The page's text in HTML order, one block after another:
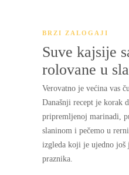
BRZI ZALOGAJI
Suve kajsije
rolovane u
Verovatno je većina vas
Današnji recept je korak
pripremljenoj marinadi,
slaninom i pečemo u
izgleda koji je ujedno još
praznika.